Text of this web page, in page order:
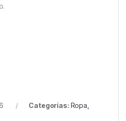
capa intermedia
en
Tolerance Nordic Fleece